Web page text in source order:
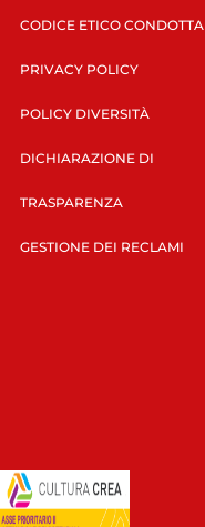
CODICE ETICO CONDOTTA
PRIVACY POLICY
POLICY DIVERSITÀ
DICHIARAZIONE DI
TRASPARENZA
GESTIONE DEI RECLAMI